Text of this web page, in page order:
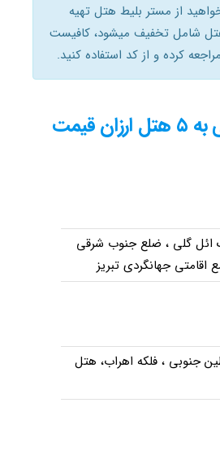
از مستر بلیط هتل تهیه
هتل شامل تخفیف میشود، کافیست
کرده و از کد استفاده کنید.
راه‌های دسترسی به ۵ هتل ارزان قیمت
ائل گلی ، ضلع جنوب شرقی
اقامتی جهانگردی تبریز
جنوبی ، فلکه اهراب، هتل